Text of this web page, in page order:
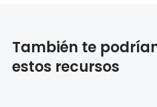
También te
estos recursos